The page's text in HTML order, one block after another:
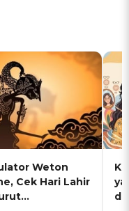
Weton
Cek Hari Lahir